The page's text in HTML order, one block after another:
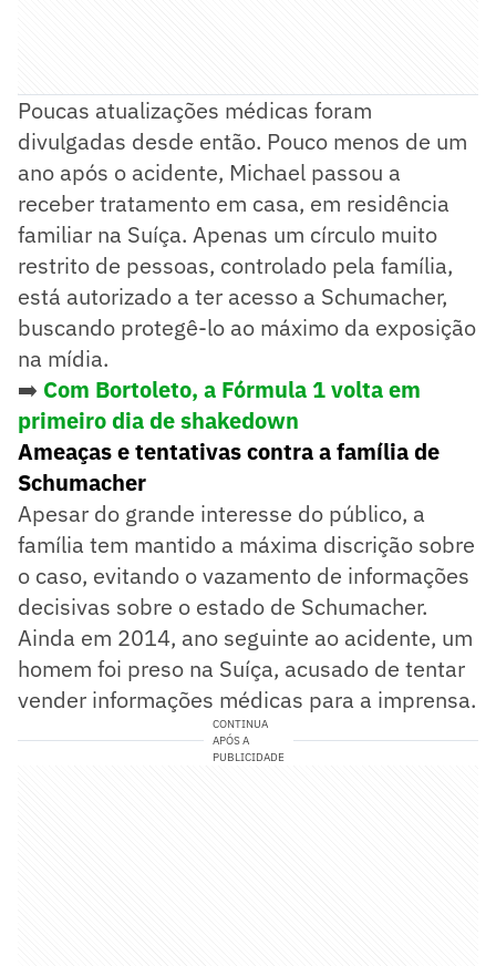
Poucas atualizações médicas foram
divulgadas desde então. Pouco menos de um
ano após o acidente, Michael passou a
receber tratamento em casa, em residência
familiar na Suíça. Apenas um círculo muito
restrito de pessoas, controlado pela família,
está autorizado a ter acesso a Schumacher,
buscando protegê-lo ao máximo da exposição
na mídia.
➡️ Com Bortoleto, a Fórmula 1 volta em
primeiro dia de shakedown
Ameaças e tentativas contra a família de
Schumacher
Apesar do grande interesse do público, a
família tem mantido a máxima discrição sobre
o caso, evitando o vazamento de informações
decisivas sobre o estado de Schumacher.
Ainda em 2014, ano seguinte ao acidente, um
homem foi preso na Suíça, acusado de tentar
vender informações médicas para a imprensa.
CONTINUA
APÓS A
PUBLICIDADE